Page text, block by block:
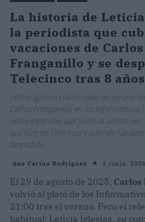
La historia de
la periodista que
vacaciones de Carlos
Franganillo y se
Telecinco tras 8 años
Leticia Iglesias cubrió todo un verano
Carlos Franganillo en los Informativos
nadie esperaba que fuera la última vez.
qué hizo en Telecinco y adónde fue
despedida.
Ana Carina Rodríguez 5 junio,
El 29 de agosto de 2025,
volvió al plató de los
21:00 tras el verano. Pero el
habitual: Leticia Iglesias, su